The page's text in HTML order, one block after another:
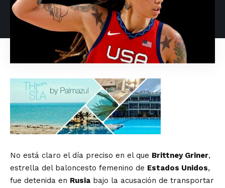
No está claro el día preciso en el que Brittney Griner,
estrella del baloncesto femenino de Estados Unidos,
fue detenida en Rusia bajo la acusación de transportar